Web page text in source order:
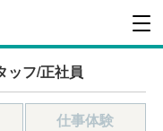
ッフ/正社員
仕事体験